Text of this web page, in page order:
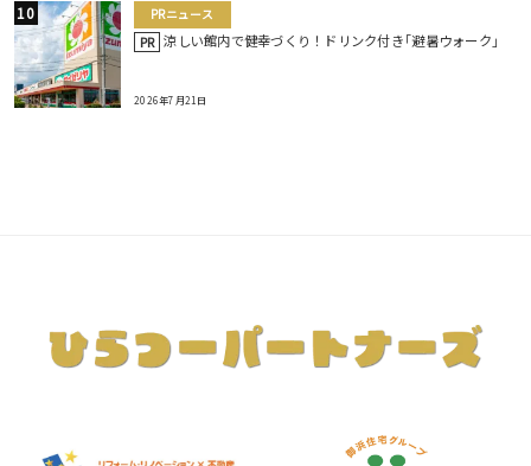
PRニュース
PR 涼しい館内で健幸づくり！ドリンク付き｢避暑ウォーク｣
2026年7月21日